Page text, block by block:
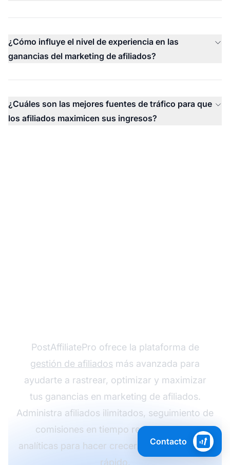
¿Cómo influye el nivel de experiencia en las
ganancias del marketing de afiliados?
¿Cuáles son las mejores fuentes de tráfico para que
los afiliados maximicen sus ingresos?
PostAffiliatePro ofrece la plataforma de
gestión de afiliados más avanzada para
ayudarte a rastrear, optimizar y maximizar
tus ganancias en marketing de afiliados.
Administra afiliados ilimitados, seguimiento de
comisiones en tiempo real y potentes
analíticas para hacer crecer tus ingresos más
rápido.
Contacto